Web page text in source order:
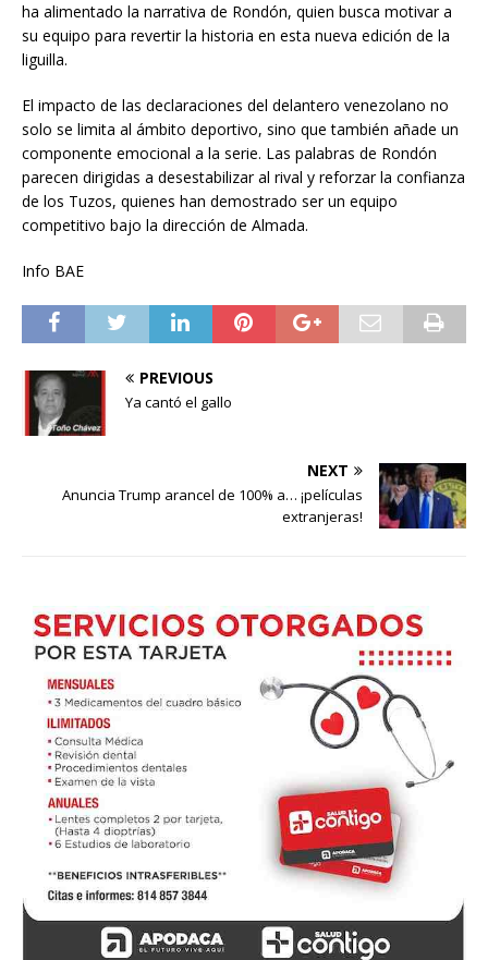
ha alimentado la narrativa de Rondón, quien busca motivar a
su equipo para revertir la historia en esta nueva edición de la
liguilla.
El impacto de las declaraciones del delantero venezolano no
solo se limita al ámbito deportivo, sino que también añade un
componente emocional a la serie. Las palabras de Rondón
parecen dirigidas a desestabilizar al rival y reforzar la confianza
de los Tuzos, quienes han demostrado ser un equipo
competitivo bajo la dirección de Almada.
Info BAE
PREVIOUS
Ya cantó el gallo
NEXT
Anuncia Trump arancel de 100% a… ¡películas
extranjeras!